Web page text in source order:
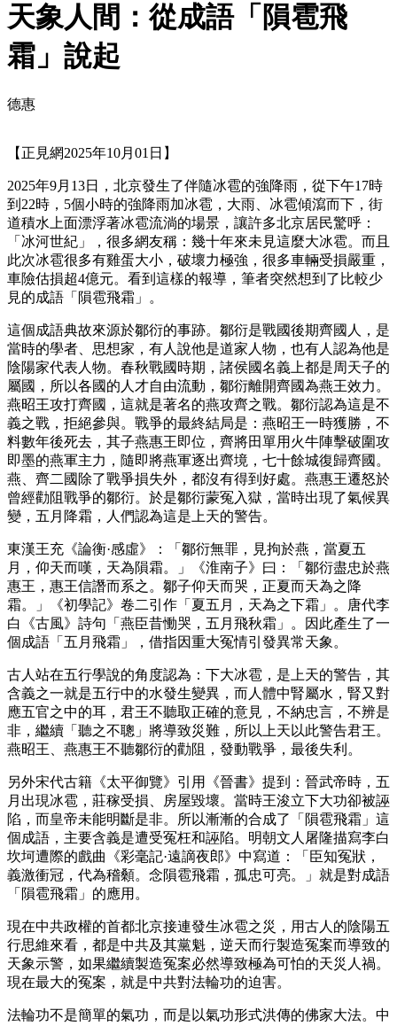
天象人間：從成語「隕雹飛
霜」說起
德惠
【正見網2025年10月01日】
2025年9月13日，北京發生了伴隨冰雹的強降雨，從下午17時
到22時，5個小時的強降雨加冰雹，大雨、冰雹傾瀉而下，街
道積水上面漂浮著冰雹流淌的場景，讓許多北京居民驚呼：
「冰河世紀」，很多網友稱：幾十年來未見這麼大冰雹。而且
此次冰雹很多有雞蛋大小，破壞力極強，很多車輛受損嚴重，
車險估損超4億元。看到這樣的報導，筆者突然想到了比較少
見的成語「隕雹飛霜」。
這個成語典故來源於鄒衍的事跡。鄒衍是戰國後期齊國人，是
當時的學者、思想家，有人說他是道家人物，也有人認為他是
陰陽家代表人物。春秋戰國時期，諸侯國名義上都是周天子的
屬國，所以各國的人才自由流動，鄒衍離開齊國為燕王效力。
燕昭王攻打齊國，這就是著名的燕攻齊之戰。鄒衍認為這是不
義之戰，拒絕參與。戰爭的最終結局是：燕昭王一時獲勝，不
料數年後死去，其子燕惠王即位，齊將田單用火牛陣擊破圍攻
即墨的燕軍主力，隨即將燕軍逐出齊境，七十餘城復歸齊國。
燕、齊二國除了戰爭損失外，都沒有得到好處。燕惠王遷怒於
曾經勸阻戰爭的鄒衍。於是鄒衍蒙冤入獄，當時出現了氣候異
變，五月降霜，人們認為這是上天的警告。
東漢王充《論衡·感虛》：「鄒衍無罪，見拘於燕，當夏五
月，仰天而嘆，天為隕霜。」《淮南子》曰：「鄒衍盡忠於燕
惠王，惠王信譖而系之。鄒子仰天而哭，正夏而天為之降
霜。」《初學記》卷二引作「夏五月，天為之下霜」。唐代李
白《古風》詩句「燕臣昔慟哭，五月飛秋霜」。因此產生了一
個成語「五月飛霜」，借指因重大冤情引發異常天象。
古人站在五行學說的角度認為：下大冰雹，是上天的警告，其
含義之一就是五行中的水發生變異，而人體中腎屬水，腎又對
應五官之中的耳，君王不聽取正確的意見，不納忠言，不辨是
非，繼續「聽之不聰」將導致災難，所以上天以此警告君王。
燕昭王、燕惠王不聽鄒衍的勸阻，發動戰爭，最後失利。
另外宋代古籍《太平御覽》引用《晉書》提到：晉武帝時，五
月出現冰雹，莊稼受損、房屋毀壞。當時王浚立下大功卻被誣
陷，而皇帝未能明斷是非。所以漸漸的合成了「隕雹飛霜」這
個成語，主要含義是遭受冤枉和誣陷。明朝文人屠隆描寫李白
坎坷遭際的戲曲《彩毫記·遠謫夜郎》中寫道：「臣知冤狀，
義激衝冠，代為稽顙。念隕雹飛霜，孤忠可亮。」就是對成語
「隕雹飛霜」的應用。
現在中共政權的首都北京接連發生冰雹之災，用古人的陰陽五
行思維來看，都是中共及其黨魁，逆天而行製造冤案而導致的
天象示警，如果繼續製造冤案必然導致極為可怕的天災人禍。
現在最大的冤案，就是中共對法輪功的迫害。
法輪功不是簡單的氣功，而是以氣功形式洪傳的佛家大法。中